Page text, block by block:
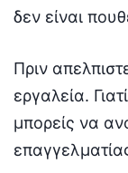
δεν είναι
Πριν
εργαλεία.
μπορείς να